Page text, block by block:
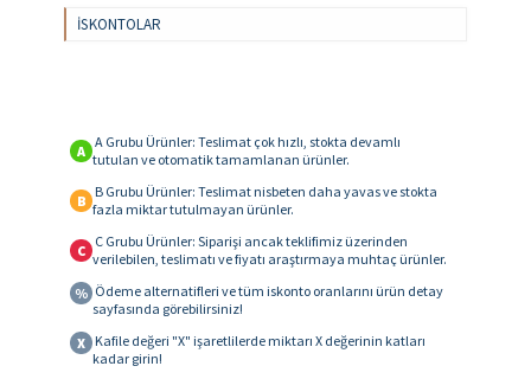
İSKONTOLAR
A A Grubu Ürünler: Teslimat çok hızlı, stokta devamlı
tutulan ve otomatik tamamlanan ürünler.
B B Grubu Ürünler: Teslimat nisbeten daha yavas ve stokta
fazla miktar tutulmayan ürünler.
C C Grubu Ürünler: Siparişi ancak teklifimiz üzerinden
verilebilen, teslimatı ve fiyatı araştırmaya muhtaç ürünler.
% Ödeme alternatifleri ve tüm iskonto oranlarını ürün detay
sayfasında görebilirsiniz!
X Kafile değeri "X" işaretlilerde miktarı X değerinin katları
kadar girin!